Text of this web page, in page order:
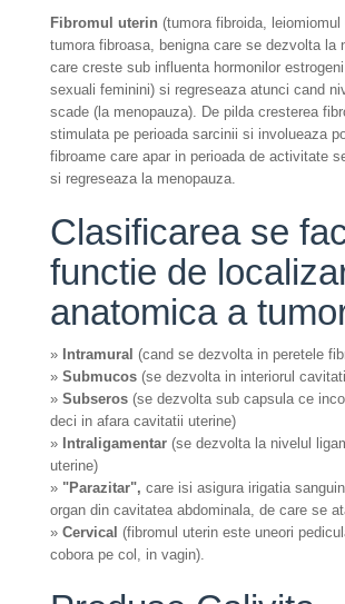
Fibromul uterin (tumora fibroida,
tumora fibroasa, benigna care se dezvolta la
care creste sub influenta hormonilor
sexuali feminini) si regreseaza atunci cand
scade (la menopauza). De pilda cresterea
stimulata pe perioada sarcinii si involueaza
fibroame care apar in perioada de activitate
si regreseaza la menopauza.
Clasificarea se
functie de
anatomica a
» Intramural (cand se dezvolta in peretele
» Submucos (se dezvolta in interiorul
» Subseros (se dezvolta sub capsula ce
deci in afara cavitatii uterine)
» Intraligamentar (se dezvolta la nivelul
uterine)
» "Parazitar", care isi asigura irigatia
organ din cavitatea abdominala, de care se
» Cervical (fibromul uterin este uneori
cobora pe col, in vagin).